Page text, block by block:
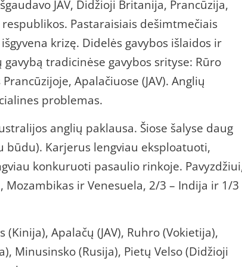
JAV, Didžioji Britanija, Prancūzija,
Pastaraisiais dešimtmečiais
krizę. Didelės gavybos išlaidos ir
tradicinėse gavybos srityse: Rūro
Apalačiuose (JAV). Anglių
problemas.
anglių paklausa. Šiose šalyse daug
Karjerus lengviau eksploatuoti,
konkuruoti pasaulio rinkoje.
ir Venesuela, 2/3 – Indija ir 1/3
Apalačų (JAV), Ruhro (Vokietija),
Minusinsko (Rusija), Pietų Velso (Didžioji